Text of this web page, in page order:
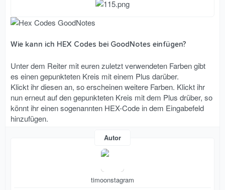
Wie kann ich HEX Codes bei GoodNotes einfügen?
Unter dem Reiter mit euren zuletzt verwendeten Farben gibt
es einen gepunkteten Kreis mit einem Plus darüber.
Klickt ihr diesen an, so erscheinen weitere Farben. Klickt ihr
nun erneut auf den gepunkteten Kreis mit dem Plus drüber, so
könnt ihr einen sogenannten HEX-Code in dem Eingabefeld
hinzufügen.
Autor
timoonstagram